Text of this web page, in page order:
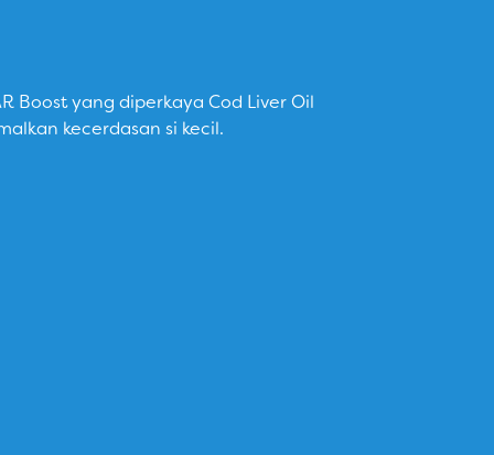
Boost yang diperkaya Cod Liver Oil
kecerdasan si kecil.